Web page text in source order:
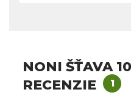
NONI ŠŤAVA
RECENZIE
1